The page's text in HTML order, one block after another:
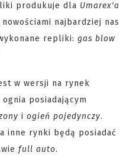
produkuje dla Umarex'a
nowościami najbardziej nas
repliki: gas blow
w wersji na rynek
posiadającym
i ogień pojedynczy.
inne rynki będą posiadać
full auto.